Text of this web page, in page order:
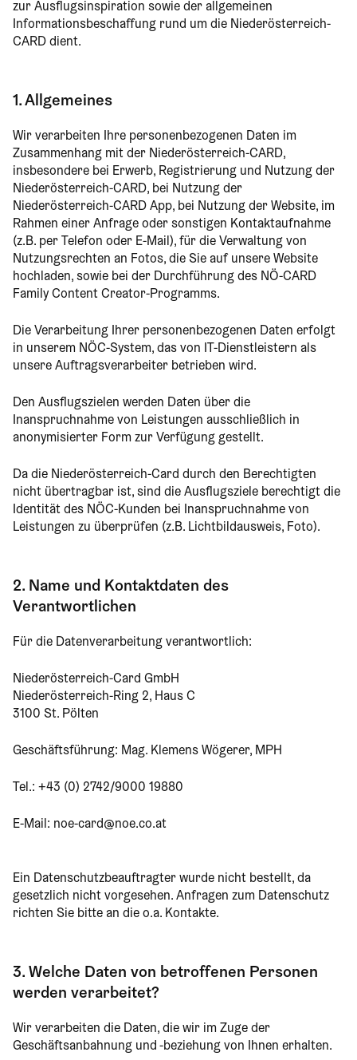
zur Ausflugsinspiration sowie der allgemeinen
Informationsbeschaffung rund um die Niederösterreich-
CARD dient.
1. Allgemeines
Wir verarbeiten Ihre personenbezogenen Daten im
Zusammenhang mit der Niederösterreich-CARD,
insbesondere bei Erwerb, Registrierung und Nutzung der
Niederösterreich-CARD, bei Nutzung der
Niederösterreich-CARD App, bei Nutzung der Website, im
Rahmen einer Anfrage oder sonstigen Kontaktaufnahme
(z.B. per Telefon oder E-Mail), für die Verwaltung von
Nutzungsrechten an Fotos, die Sie auf unsere Website
hochladen, sowie bei der Durchführung des NÖ-CARD
Family Content Creator-Programms.
Die Verarbeitung Ihrer personenbezogenen Daten erfolgt
in unserem NÖC-System, das von IT-Dienstleistern als
unsere Auftragsverarbeiter betrieben wird.
Den Ausflugszielen werden Daten über die
Inanspruchnahme von Leistungen ausschließlich in
anonymisierter Form zur Verfügung gestellt.
Da die Niederösterreich-Card durch den Berechtigten
nicht übertragbar ist, sind die Ausflugsziele berechtigt die
Identität des NÖC-Kunden bei Inanspruchnahme von
Leistungen zu überprüfen (z.B. Lichtbildausweis, Foto).
2. Name und Kontaktdaten des
Verantwortlichen
Für die Datenverarbeitung verantwortlich:
Niederösterreich-Card GmbH
Niederösterreich-Ring 2, Haus C
3100 St. Pölten
Geschäftsführung: Mag. Klemens Wögerer, MPH
Tel.: +43 (0) 2742/9000 19880
E-Mail: noe-card@noe.co.at
Ein Datenschutzbeauftragter wurde nicht bestellt, da
gesetzlich nicht vorgesehen. Anfragen zum Datenschutz
richten Sie bitte an die o.a. Kontakte.
3. Welche Daten von betroffenen Personen
werden verarbeitet?
Wir verarbeiten die Daten, die wir im Zuge der
Geschäftsanbahnung und -beziehung von Ihnen erhalten.